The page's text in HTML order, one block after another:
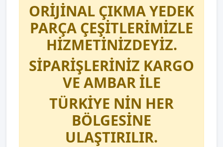
ORİJİNAL ÇIKMA YEDEK
PARÇA ÇEŞİTLERİMİZLE
HİZMETİNİZDEYİZ.
SİPARİŞLERİNİZ KARGO
VE AMBAR İLE
TÜRKİYE NİN HER
BÖLGESİNE
ULAŞTIRILIR.